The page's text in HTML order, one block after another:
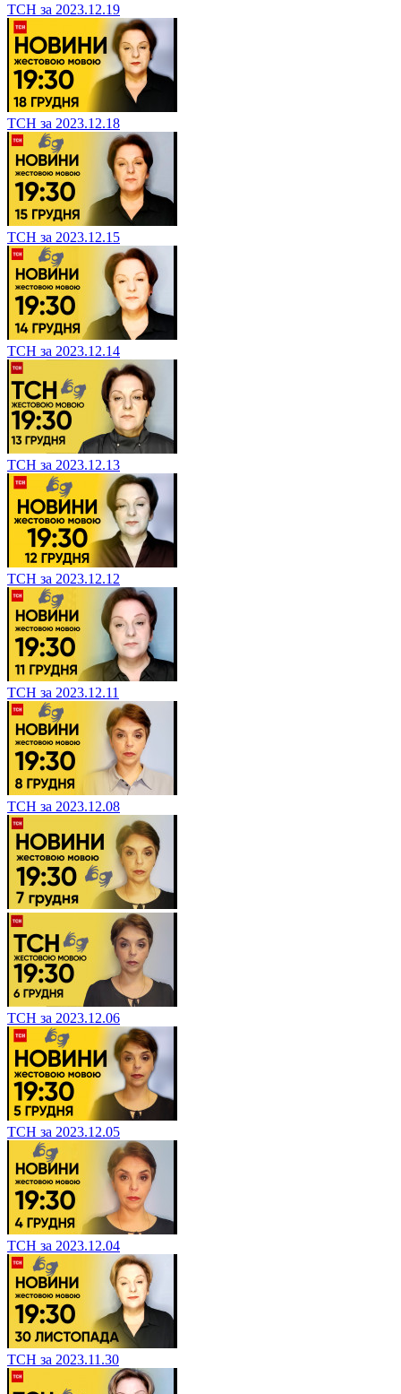
ТСН за 2023.12.19
ТСН за 2023.12.18
ТСН за 2023.12.15
ТСН за 2023.12.14
ТСН за 2023.12.13
ТСН за 2023.12.12
ТСН за 2023.12.11
ТСН за 2023.12.08
ТСН за 2023.12.06
ТСН за 2023.12.05
ТСН за 2023.12.04
ТСН за 2023.11.30